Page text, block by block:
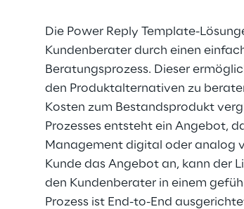
Die Power Reply Template-
Kundenberater durch einen
Beratungsprozess. Dieser
den Produktalternativen zu
Kosten zum Bestandsprodukt
Prozesses entsteht ein Angebot,
Management digital oder analog
Kunde das Angebot an, kann der
den Kundenberater in einem
Prozess ist End-to-End